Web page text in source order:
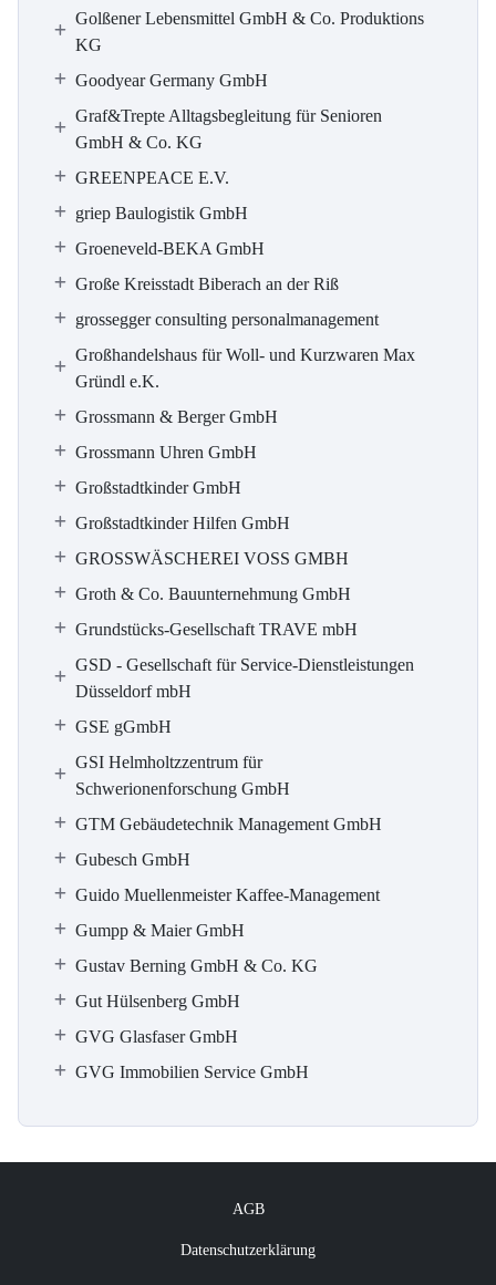
Golßener Lebensmittel GmbH & Co. Produktions
KG
Goodyear Germany GmbH
Graf&Trepte Alltagsbegleitung für Senioren
GmbH & Co. KG
GREENPEACE E.V.
griep Baulogistik GmbH
Groeneveld-BEKA GmbH
Große Kreisstadt Biberach an der Riß
grossegger consulting personalmanagement
Großhandelshaus für Woll- und Kurzwaren Max
Gründl e.K.
Grossmann & Berger GmbH
Grossmann Uhren GmbH
Großstadtkinder GmbH
Großstadtkinder Hilfen GmbH
GROSSWÄSCHEREI VOSS GMBH
Groth & Co. Bauunternehmung GmbH
Grundstücks-Gesellschaft TRAVE mbH
GSD - Gesellschaft für Service-Dienstleistungen
Düsseldorf mbH
GSE gGmbH
GSI Helmholtzzentrum für
Schwerionenforschung GmbH
GTM Gebäudetechnik Management GmbH
Gubesch GmbH
Guido Muellenmeister Kaffee-Management
Gumpp & Maier GmbH
Gustav Berning GmbH & Co. KG
Gut Hülsenberg GmbH
GVG Glasfaser GmbH
GVG Immobilien Service GmbH
AGB
Datenschutzerklärung